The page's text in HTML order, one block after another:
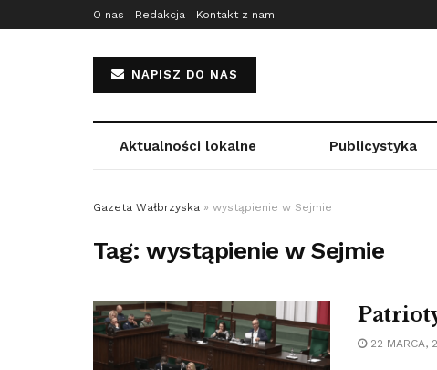
O nas Redakcja Kontakt z nami
NAPISZ DO NAS
Aktualności lokalne Publicystyka
Gazeta Wałbrzyska » wystąpienie w Sejmie
Tag:wystąpienie w Sejmie
22 MARCA,